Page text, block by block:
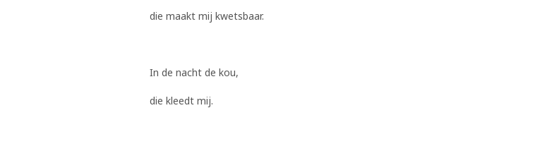
die maakt mij kwetsbaar.
In de nacht de kou,
die kleedt mij.